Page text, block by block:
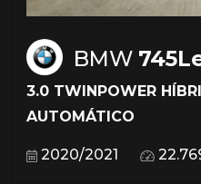
BMW
3.0 TWINPOWER
AUTOMÁTICO
2020/2021